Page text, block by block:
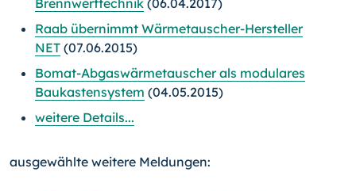
Brennwerttechnik (06.04.2017)
Raab übernimmt Wärmetauscher-Hersteller
NET (07.06.2015)
Bomat-Abgaswärmetauscher als modulares
Baukastensystem (04.05.2015)
weitere Details...
ausgewählte weitere Meldungen: